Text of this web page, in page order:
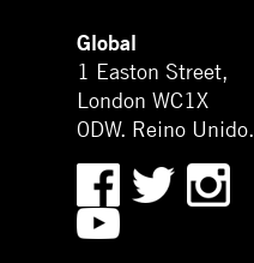
Global
1 Easton Street,
London WC1X
0DW. Reino Unido.